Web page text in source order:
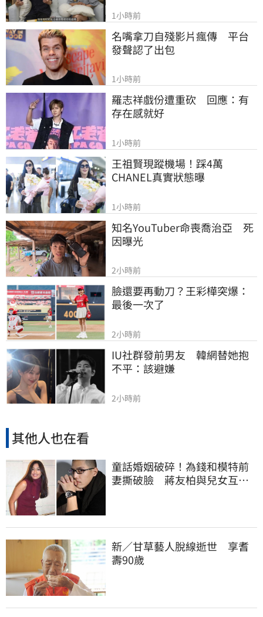
1小時前
名嘴拿刀自殘影片瘋傳　平台
發聲認了出包
1小時前
羅志祥戲份遭重砍　回應：有
存在感就好
1小時前
王祖賢現蹤機場！踩4萬
CHANEL真實狀態曝
1小時前
知名YouTuber命喪喬治亞　死
因曝光
2小時前
臉還要再動刀？王彩樺突爆：
最後一次了
2小時前
IU社群發前男友　韓網替她抱
不平：該避嫌
2小時前
其他人也在看
童話婚姻破碎！為錢和模特前
妻撕破臉 蔣友柏與兒女互動
新／甘草藝人脫線逝世 享耆
壽90歲